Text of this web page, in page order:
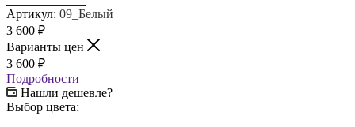
Артикул: 09_Белый
3 600 ₽
Варианты цен
3 600 ₽
Подробности
Нашли дешевле?
Выбор цвета: